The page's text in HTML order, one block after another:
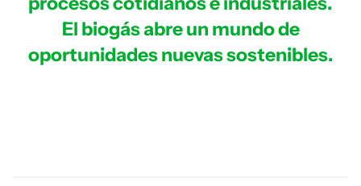
El biogás abre un mundo de
oportunidades nuevas sostenibles.